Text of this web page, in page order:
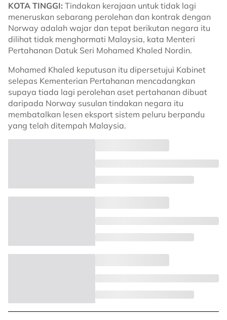
KOTA TINGGI: Tindakan kerajaan untuk tidak lagi
meneruskan sebarang perolehan dan kontrak dengan
Norway adalah wajar dan tepat berikutan negara itu
dilihat tidak menghormati Malaysia, kata Menteri
Pertahanan Datuk Seri Mohamed Khaled Nordin.
Mohamed Khaled keputusan itu dipersetujui Kabinet
selepas Kementerian Pertahanan mencadangkan
supaya tiada lagi perolehan aset pertahanan dibuat
daripada Norway susulan tindakan negara itu
membatalkan lesen eksport sistem peluru berpandu
yang telah ditempah Malaysia.